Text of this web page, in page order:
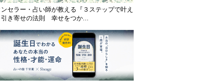
セラー・占い師が教える『３ステップで叶え
き寄せの法則 幸せをつか...